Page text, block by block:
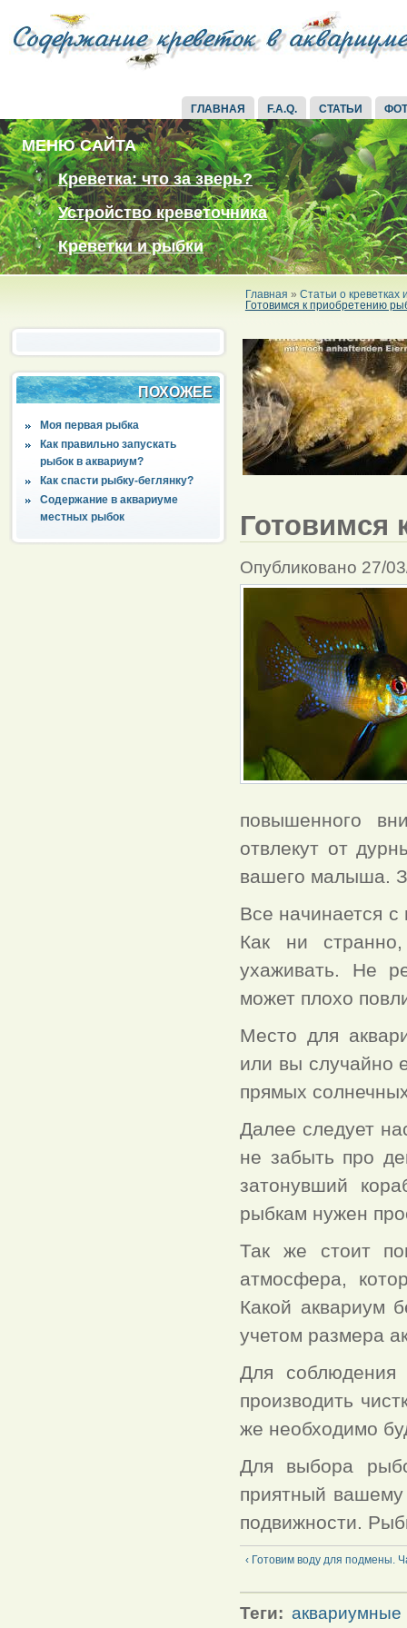
ГЛАВНАЯ F.A.Q. СТАТЬИ
МЕНЮ САЙТА
Креветка: что за зверь?
Устройство креветочника
Креветки и рыбки
Главная » Статьи о креветках
Готовимся к приобретению
ПОХОЖЕЕ
Моя первая рыбка
Как правильно запускать
рыбок в аквариум?
Как спасти рыбку-беглянку?
Содержание в аквариуме
местных рыбок
Готовимся
Опубликовано 27/
повышенного
отвлекут от
вашего малыша.
Все начинается
Как ни
ухаживать. Не
может плохо
Место для
или вы случайно
прямых
Далее следует
не забыть про
затонувший
рыбкам нужен
Так же стоит
атмосфера,
Какой аквариум
учетом размера
Для
производить
же необходимо
Для выбора
приятный
подвижности.
‹ Готовим воду для подмены.
Теги: аквариумные